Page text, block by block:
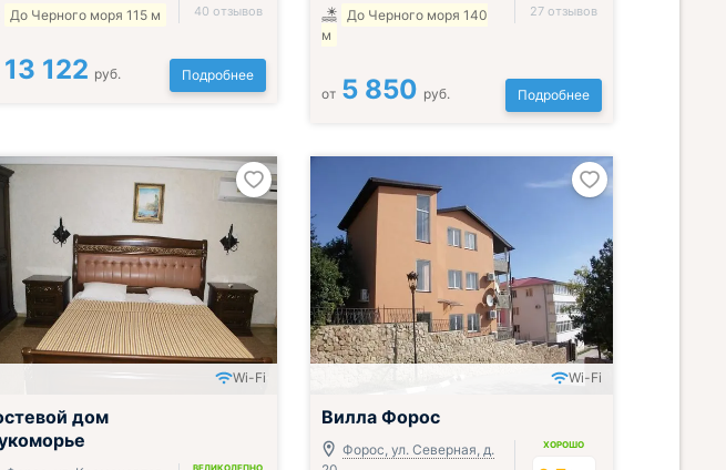
До Черного моря 115 м
40 отзывов
13 122 руб. Подробнее
До Черного моря 140
м
27 отзывов
от 5 850 руб. Подробнее
Wi-Fi
дом
Wi-Fi
Вилла Форос
Форос, ул. Северная, д.
ХОРОШО